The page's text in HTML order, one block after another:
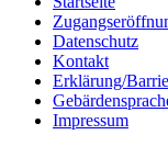
Datenschutz
Kontakt
Erklärung/
Impressum